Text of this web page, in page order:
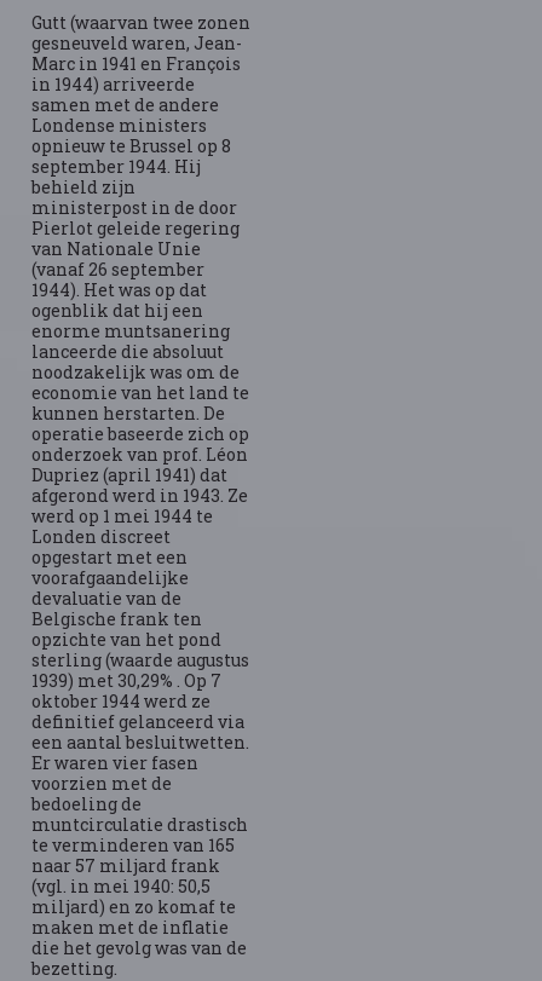
Gutt (waarvan twee zonen
gesneuveld waren, Jean-
Marc in 1941 en François
in 1944) arriveerde
samen met de andere
Londense ministers
opnieuw te Brussel op 8
september 1944. Hij
behield zijn
ministerpost in de door
Pierlot geleide regering
van Nationale Unie
(vanaf 26 september
1944). Het was op dat
ogenblik dat hij een
enorme muntsanering
lanceerde die absoluut
noodzakelijk was om de
economie van het land te
kunnen herstarten. De
operatie baseerde zich op
onderzoek van prof. Léon
Dupriez (april 1941) dat
afgerond werd in 1943. Ze
werd op 1 mei 1944 te
Londen discreet
opgestart met een
voorafgaandelijke
devaluatie van de
Belgische frank ten
opzichte van het pond
sterling (waarde augustus
1939) met 30,29% . Op 7
oktober 1944 werd ze
definitief gelanceerd via
een aantal besluitwetten.
Er waren vier fasen
voorzien met de
bedoeling de
muntcirculatie drastisch
te verminderen van 165
naar 57 miljard frank
(vgl. in mei 1940: 50,5
miljard) en zo komaf te
maken met de inflatie
die het gevolg was van de
bezetting.